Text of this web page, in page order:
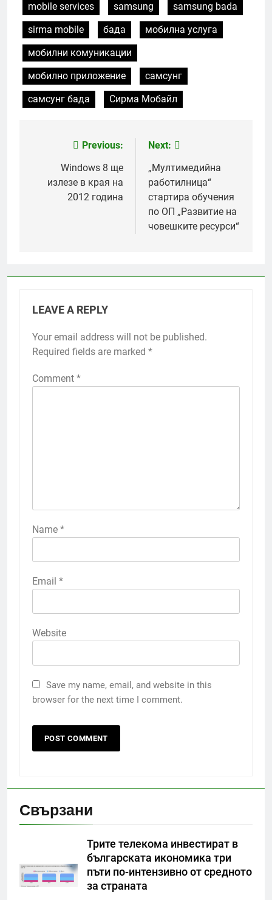
mobile services samsung
samsung bada
sirma mobile
бада
мобилна услуга
мобилни комуникации
мобилно приложение
самсунг
самсунг бада
Сирма Мобайл
navigation
Previous:
Windows 8 ще
излезе в края на
2012 година
Next:
„Мултимедийна
работилница“
стартира обучения
по ОП „Развитие на
човешките ресурси“
LEAVE A REPLY
Your email address will not be published.
Required fields are marked *
Comment *
Name *
Email *
Website
Save my name, email, and website in this
browser for the next time I comment.
Свързани
Трите телекома инвестират в
българската икономика три
пъти по-интензивно от средното
за страната